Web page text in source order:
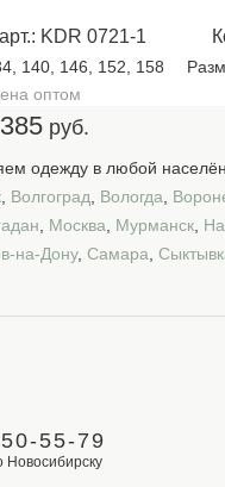
KDR 0721-1
140, 146, 152, 158
оптом
руб.
одежду в любой
Волгоград Вологда
Москва Мурманск
на-Дону, Самара
55-79
Новосибирску